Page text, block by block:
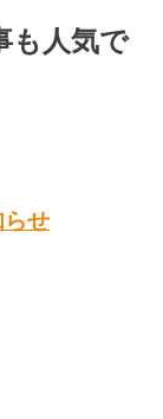
も人気で
らせ